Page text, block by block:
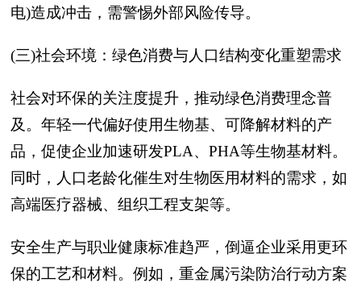
电)造成冲击，需警惕外部风险传导。
(三)社会环境：绿色消费与人口结构变化重塑需求
社会对环保的关注度提升，推动绿色消费理念普
及。年轻一代偏好使用生物基、可降解材料的产
品，促使企业加速研发PLA、PHA等生物基材料。
同时，人口老龄化催生对生物医用材料的需求，如
高端医疗器械、组织工程支架等。
安全生产与职业健康标准趋严，倒逼企业采用更环
保的工艺和材料。例如，重金属污染防治行动方案